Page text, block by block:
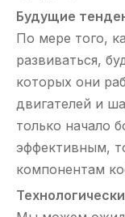
Будущие
По мере того,
развиваться,
которых они
двигателей и
только начало
эффективным,
компонентам